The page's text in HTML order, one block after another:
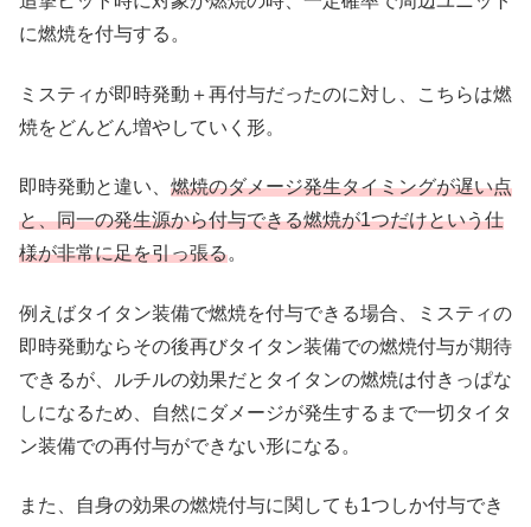
に燃焼を付与する。
ミスティが即時発動＋再付与だったのに対し、こちらは燃
焼をどんどん増やしていく形。
即時発動と違い、 燃焼のダメージ発生タイミングが遅い点
と、同一の発生源から付与できる燃焼が1つだけという仕
様が非常に足を引っ張る。
例えばタイタン装備で燃焼を付与できる場合、ミスティの
即時発動ならその後再びタイタン装備での燃焼付与が期待
できるが、ルチルの効果だとタイタンの燃焼は付きっぱな
しになるため、自然にダメージが発生するまで一切タイタ
ン装備での再付与ができない形になる。
また、自身の効果の燃焼付与に関しても1つしか付与でき